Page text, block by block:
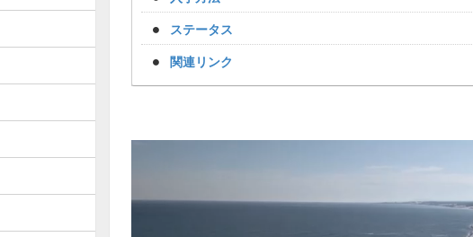
ステータス
関連リンク